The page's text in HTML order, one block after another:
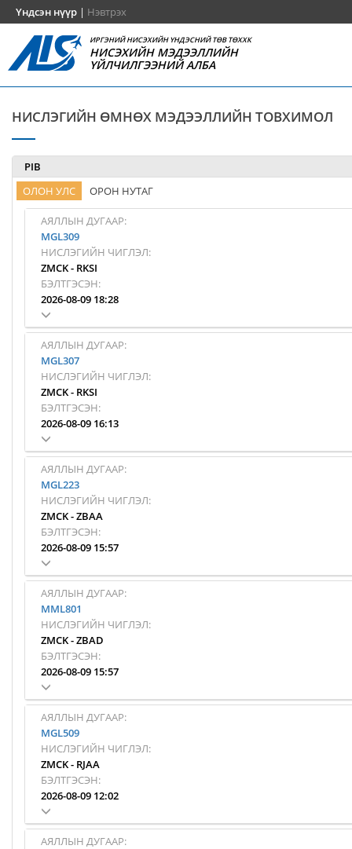
Үндсэн нүүр | Нэвтрэх
ИРГЭНИЙ НИСЭХИЙН ҮНДЭСНИЙ ТӨВ ТӨХХК
НИСЭХИЙН МЭДЭЭЛЛИЙН
ҮЙЛЧИЛГЭЭНИЙ АЛБА
НИСЛЭГИЙН ӨМНӨХ МЭДЭЭЛЛИЙН ТОВХИМОЛ
PIB
ОЛОН УЛС
ОРОН НУТАГ
АЯЛЛЫН ДУГААР:
MGL309
НИСЛЭГИЙН ЧИГЛЭЛ:
ZMCK- RKSI
БЭЛТГЭСЭН:
2026-08-09 18:28
АЯЛЛЫН ДУГААР:
MGL307
НИСЛЭГИЙН ЧИГЛЭЛ:
ZMCK- RKSI
БЭЛТГЭСЭН:
2026-08-09 16:13
АЯЛЛЫН ДУГААР:
MGL223
НИСЛЭГИЙН ЧИГЛЭЛ:
ZMCK-ZBAA
БЭЛТГЭСЭН:
2026-08-09 15:57
АЯЛЛЫН ДУГААР:
MML801
НИСЛЭГИЙН ЧИГЛЭЛ:
ZMCK-ZBAD
БЭЛТГЭСЭН:
2026-08-09 15:57
АЯЛЛЫН ДУГААР:
MGL509
НИСЛЭГИЙН ЧИГЛЭЛ:
ZMCK- RJAA
БЭЛТГЭСЭН:
2026-08-09 12:02
АЯЛЛЫН ДУГААР: